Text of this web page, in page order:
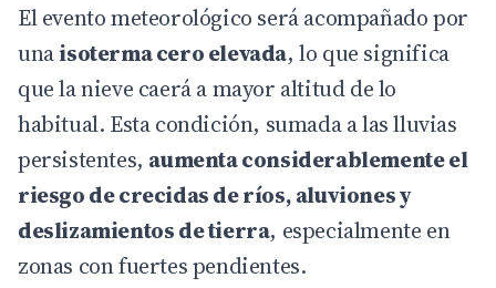
El evento meteorológico será acompañado por
unaisoterma cero elevada, lo que significa
que la nieve caerá a mayor altitud de lo
habitual. Esta condición, sumada a las lluvias
persistentes, aumenta considerablemente el
riesgo de crecidas de ríos, aluviones y
deslizamientos de tierra, especialmente en
zonas con fuertes pendientes.